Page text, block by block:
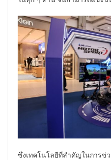
ซึ่งเทคโนโลยีที่สำคัญในการ